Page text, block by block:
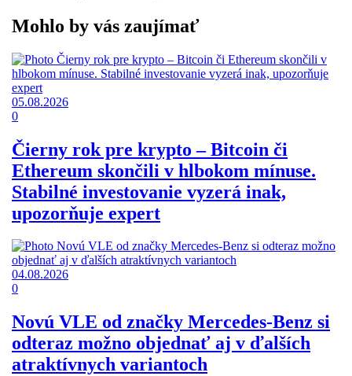
Mohlo by vás zaujímať
05.08.2026
0
Čierny rok pre krypto – Bitcoin či
Ethereum skončili v hlbokom mínuse.
Stabilné investovanie vyzerá inak,
upozorňuje expert
04.08.2026
0
Novú VLE od značky Mercedes-Benz si
odteraz možno objednať aj v ďalších
atraktívnych variantoch